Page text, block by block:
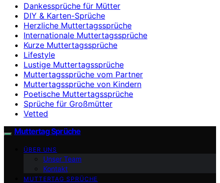
Dankessprüche für Mütter
DIY & Karten-Sprüche
Herzliche Muttertagssprüche
Internationale Muttertagssprüche
Kurze Muttertagssprüche
Lifestyle
Lustige Muttertagssprüche
Muttertagssprüche vom Partner
Muttertagssprüche von Kindern
Poetische Muttertagssprüche
Sprüche für Großmütter
Vetted
Muttertag Sprüche
ÜBER UNS
Unser Team
Kontakt
MUTTERTAG SPRÜCHE